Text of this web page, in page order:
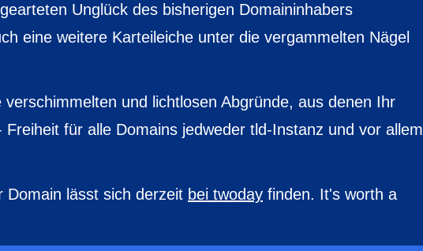
Unglück des bisherigen Domaininhabers
eine weitere Karteileiche unter die vergammelten Nägel
und lichtlosen Abgründe, aus denen Ihr
für alle Domains jedweder tld-Instanz und vor allem
lässt sich derzeit bei twoday finden. It's worth a